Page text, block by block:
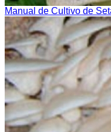
Manual de Cultivo de